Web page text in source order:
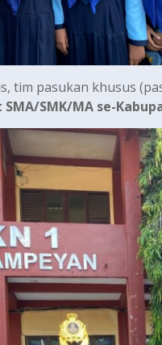
tim pasukan khusus
SMK/MA se-